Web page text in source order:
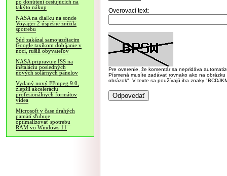
po donútení cestujúcich na
takýto nákup
NASA na diaľku na sonde
Voyager 2 úspešne znížila
spotrebu
Súd zakázal samojazdiacim
Google taxíkom dobíjanie v
noci, rušili obyvateľov
NASA pripravuje ISS na
inštaláciu posledných
nových solárnych panelov
Vydaný nový FFmpeg 9.0,
zlepšil akceleráciu
profesionálnych formátov
videa
Microsoft v čase drahých
pamätí sľubuje
optimalizovať spotrebu
RAM vo Windows 11
Overovací text:
Pre overenie, že komentár sa nepridáva
Písmená musíte zadávať rovnako ako na
obrázok". V texte sa používajú iba znaky